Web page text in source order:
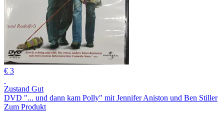
€ 3
Zustand Gut
DVD "... und dann kam Polly" mit Jennifer Aniston und Ben Stiller
Zum Produkt